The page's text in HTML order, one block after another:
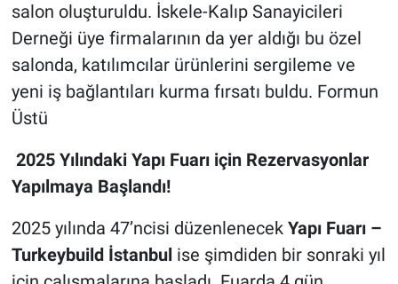
salon oluşturuldu. İskele-Kalıp Sanayicileri
Derneği üye firmalarının da yer aldığı bu özel
salonda, katılımcılar ürünlerini sergileme ve
yeni iş bağlantıları kurma fırsatı buldu. Formun
Üstü
2025 Yılındaki Yapı Fuarı için Rezervasyonlar
Yapılmaya Başlandı!
2025 yılında 47’ncisi düzenlenecek Yapı Fuarı –
Turkeybuild İstanbul ise şimdiden bir sonraki yıl